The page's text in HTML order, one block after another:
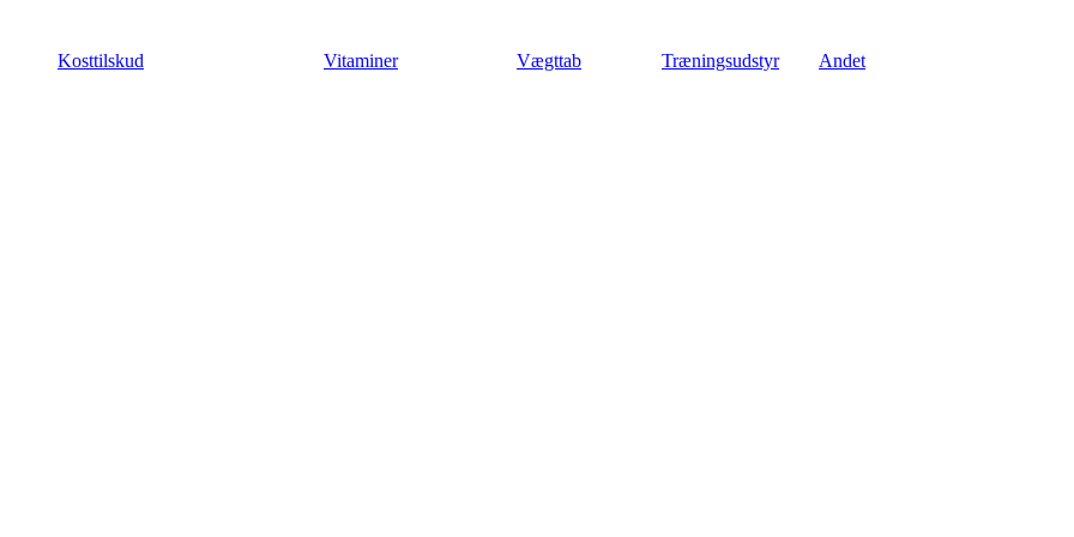
indholdKosttilskud Vitaminer Vægttab Træningsudstyr Andet